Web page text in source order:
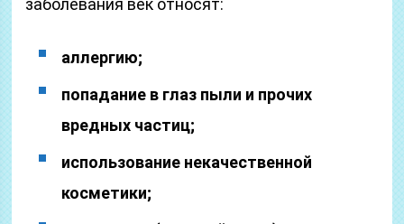
заболевания век относят:
аллергию;
попадание в глаз пыли и прочих
вредных частиц;
использование некачественной
косметики;